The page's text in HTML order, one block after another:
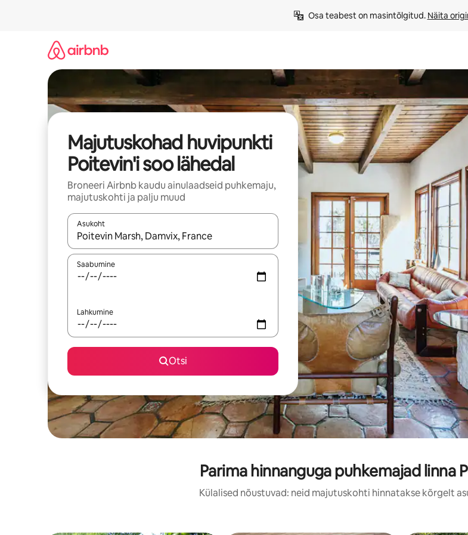
Osa teabest on masintõlgitud. Näita
Majutuskohad huvipunkti
Poitevin'i soo lähedal
Broneeri Airbnb kaudu ainulaadseid puhkemaju,
majutuskohti ja palju muud
Asukoht
Kui tulemused on kuvatud, liigu ekraanil nooleklahvidega või puuduta või tõmba mööda ekraani.
Saabumine
Lahkumine
Otsi
Parima hinnanguga puhkemajad linna
Külalised nõustuvad: neid majutuskohti hinnatakse kõrgelt